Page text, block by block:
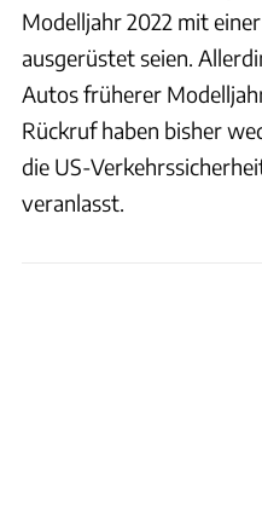
Modelljahr 2022 mit
ausgerüstet seien.
Autos früherer
Rückruf haben bisher
die US-
veranlasst.